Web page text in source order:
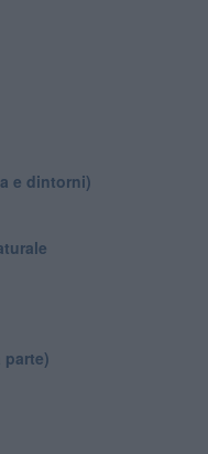
e dintorni)
parte)